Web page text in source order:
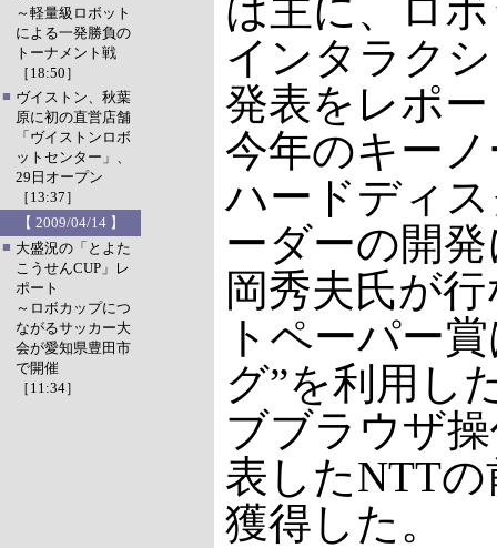
～軽量級ロボット
による一発勝負の
トーナメント戦
［18:50］
■ ヴイストン、秋葉
原に初の直営店舗
「ヴイストンロボ
ットセンター」、
29日オープン
［13:37］
【 2009/04/14 】
■ 大盛況の「とよた
こうせんCUP」レ
ポート
～ロボカップにつ
ながるサッカー大
会が愛知県豊田市
で開催
［11:34］
は主に、ロ
インタラク
発表をレポ
今年のキー
ハードディ
ーダーの開
岡秀夫氏が
トペーパー
グ”を利用し
ブブラウザ
表したNTT
獲得した。